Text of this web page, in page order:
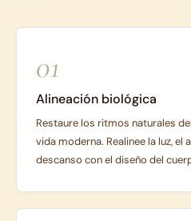
01
Alineación biológica
Restaure los ritmos naturales
vida moderna. Realinee la luz,
descanso con el diseño del